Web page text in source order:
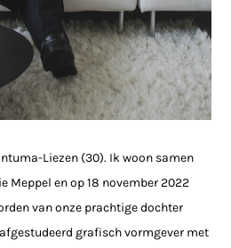
Liezen (30). Ik woon samen
Meppel en op 18 november 2022
van onze prachtige dochter
grafisch vormgever met